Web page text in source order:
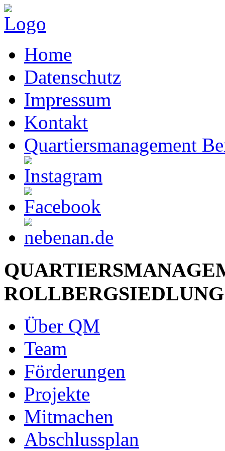
Home
Datenschutz
Impressum
Kontakt
Quartiersmanagement
ROLLBERGSIEDLUNG
Über QM
Team
Förderungen
Projekte
Mitmachen
Abschlussplan